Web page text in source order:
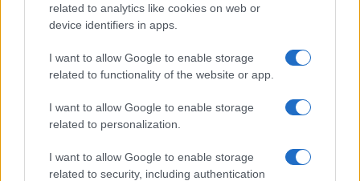
related to analytics like cookies on web or
device identifiers in apps.
I want to allow Google to enable storage
related to functionality of the website or app.
I want to allow Google to enable storage
related to personalization.
I want to allow Google to enable storage
related to security, including authentication